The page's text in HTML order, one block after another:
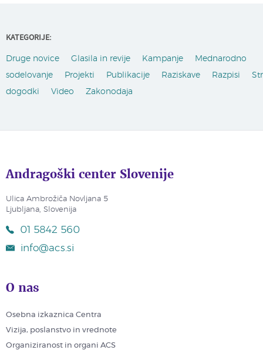
KATEGORIJE:
Druge novice Glasila in revije Kampanje
Mednarodno
sodelovanje
Projekti Publikacije Raziskave Razpisi
dogodki
Video Zakonodaja
Andragoški center Slovenije
Ulica Ambrožiča Novljana 5
Ljubljana, Slovenija
01 5842 560
info@acs.si
O nas
Osebna izkaznica Centra
Vizija, poslanstvo in vrednote
Organiziranost in organi ACS